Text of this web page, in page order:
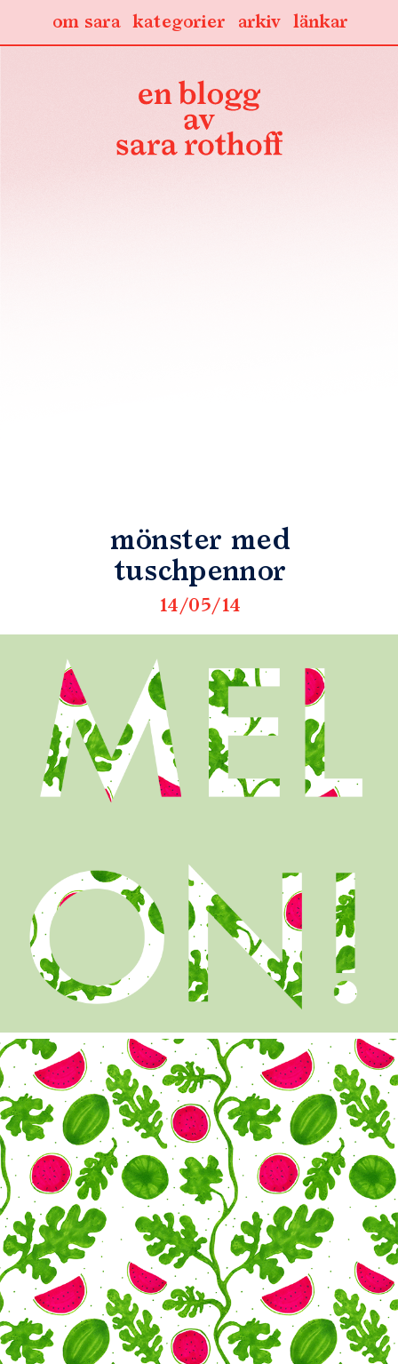
länkar
arkiv
kategorier
om sara
mönster med
tuschpennor
14/05/14